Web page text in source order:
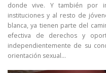
donde vive. Y también por
instituciones y al resto de
blanca, ya tienen parte del
efectiva de derechos y
independientemente de su
orientación sexual…